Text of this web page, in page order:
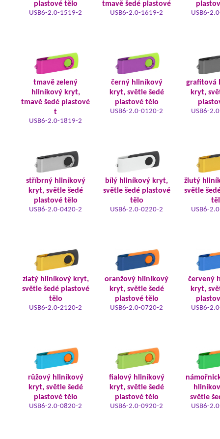
plastové tělo
USB6-2.0-1519-2
tmavě šedé plastové
USB6-2.0-1619-2 USB6-
tmavě zelený
hliníkový kryt,
tmavě šedé plastové
t
USB6-2.0-1819-2
černý hliníkový
kryt, světle šedé
plastové tělo
USB6-2.0-0120-2
grafitová
kryt,
USB6-
stříbrný hliníkový
kryt, světle šedé
plastové tělo
USB6-2.0-0420-2
bílý hliníkový kryt,
světle šedé plastové
tělo
USB6-2.0-0220-2
žlutý
světle
USB6-
zlatý hliníkový kryt,
světle šedé plastové
tělo
USB6-2.0-2120-2
oranžový hliníkový
kryt, světle šedé
plastové tělo
USB6-2.0-0720-2
červený
kryt,
USB6-
růžový hliníkový
kryt, světle šedé
plastové tělo
USB6-2.0-0820-2
fialový hliníkový
kryt, světle šedé
plastové tělo
USB6-2.0-0920-2
světle
USB6-